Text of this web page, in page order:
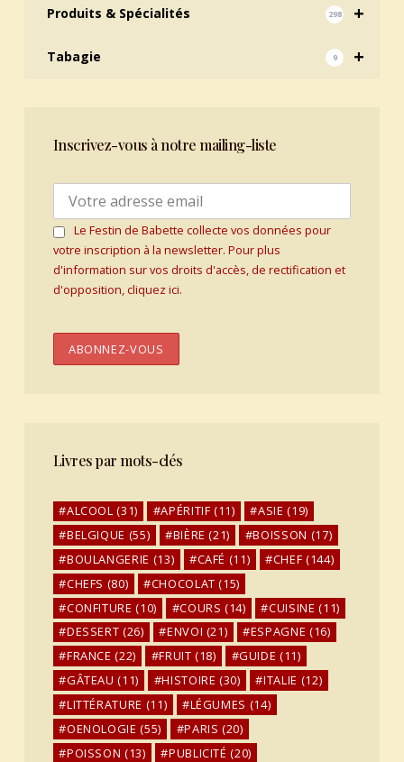
+
Produits & Spécialités 298
+
Tabagie 9
Inscrivez-vous à notre mailing-liste
Le Festin de Babette collecte vos données pour
votre inscription à la newsletter. Pour plus
d'information sur vos droits d'accès, de rectification et
d'opposition, cliquez ici.
Livres par mots-clés
ALCOOL (31) APÉRITIF (11) ASIE (19)
BELGIQUE (55) BIÈRE (21) BOISSON (17)
BOULANGERIE (13) CAFÉ (11) CHEF (144)
CHEFS (80) CHOCOLAT (15)
CONFITURE (10) COURS (14) CUISINE (11)
DESSERT (26) ENVOI (21) ESPAGNE (16)
FRANCE (22) FRUIT (18) GUIDE (11)
GÂTEAU (11) HISTOIRE (30) ITALIE (12)
LITTÉRATURE (11) LÉGUMES (14)
OENOLOGIE (55) PARIS (20)
POISSON (13) PUBLICITÉ (20)